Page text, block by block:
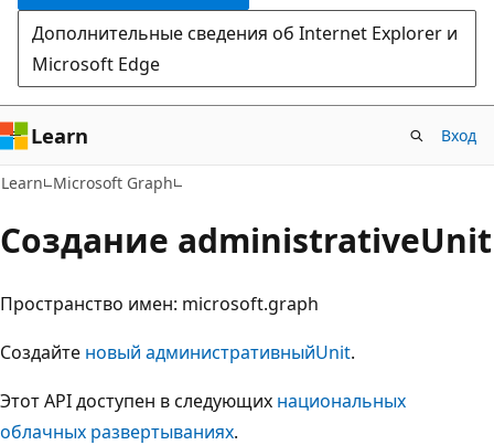
Дополнительные сведения об Internet Explorer и
Microsoft Edge
Learn Вход
Learn Microsoft Graph
Создание administrativeUnit
Пространство имен: microsoft.graph
Создайте новый административныйUnit.
Этот API доступен в следующих национальных
облачных развертываниях.